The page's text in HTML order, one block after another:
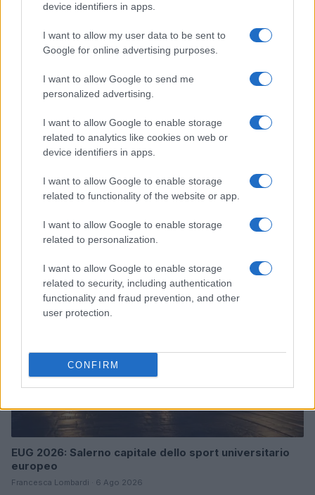
device identifiers in apps.
I want to allow my user data to be sent to
Google for online advertising purposes.
I want to allow Google to send me
personalized advertising.
I want to allow Google to enable storage
related to analytics like cookies on web or
device identifiers in apps.
I want to allow Google to enable storage
related to functionality of the website or app.
I want to allow Google to enable storage
related to personalization.
I want to allow Google to enable storage
related to security, including authentication
functionality and fraud prevention, and other
user protection.
CONFIRM
Continua a leggere
EUG 2026: Salerno capitale dello sport universitario
europeo
Francesca Lombardi · 6 Ago 2026